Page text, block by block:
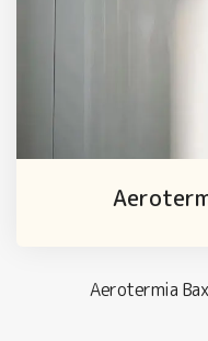
Aerotermia